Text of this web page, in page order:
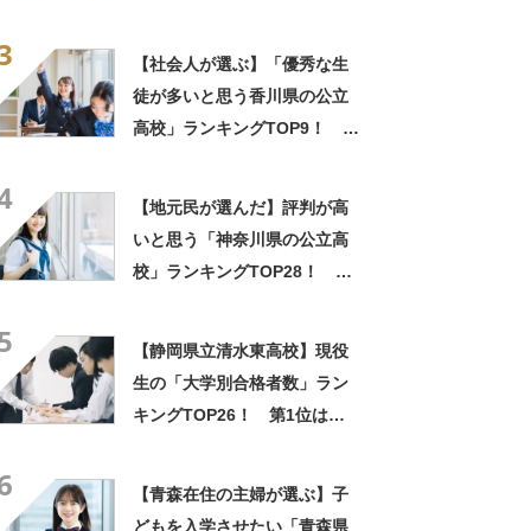
【社会人が選ぶ】「優秀な生
徒が多いと思う香川県の公立
高校」ランキングTOP9！ 第
【地元民が選んだ】評判が高
いと思う「神奈川県の公立高
校」ランキングTOP28！ 第
【静岡県立清水東高校】現役
生の「大学別合格者数」ラン
キングTOP26！ 第1位は
【青森在住の主婦が選ぶ】子
どもを入学させたい「青森県